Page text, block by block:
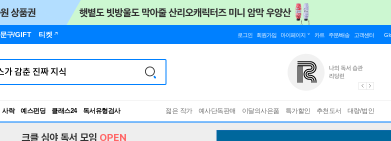
문구/GIFT 티켓 로그인 회원가입 마이페이지 카트 주문/배송 고객센터
사락 예스펀딩 클래스24
독서유형검사
RBTI Lab
젊은 작가 예사단독판매 이달의사은품 특가할인 추천도서 대량/법인
크클 심야 독서 모임 OPEN